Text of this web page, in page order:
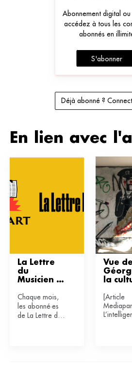
Abonnement digital
accédez à tous les
abonnés en
S'abonner
Déjà abonné ?
En lien avec
La Lettre
du
Musicien
Mediapart
s'associent
Chaque mois,
les abonné·es
de La Lettre du
Vue de
la
s’avère
ce,
[Article